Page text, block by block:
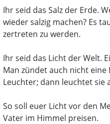
Ihr seid das Salz der Erde.
wieder salzig machen? Es
zertreten zu werden.
Ihr seid das Licht der Welt.
Man zündet auch nicht
Leuchter; dann leuchtet sie
So soll euer Licht vor den
Vater im Himmel preisen.